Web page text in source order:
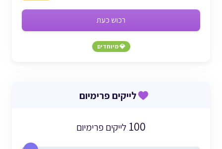
רכוש כעת
💎 מיוחדים
לייקים פרימיום
100 לייקים פרימיום